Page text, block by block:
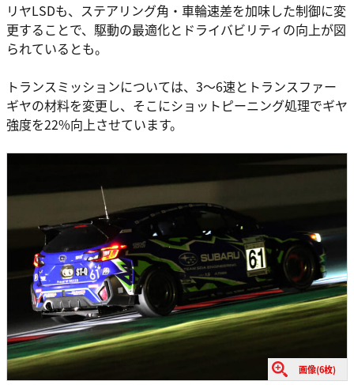
リヤLSDも、ステアリング角・車輪速差を加味した制御に変
更することで、駆動の最適化とドライバビリティの向上が図
られているとも。
トランスミッションについては、3〜6速とトランスファー
ギヤの材料を変更し、そこにショットピーニング処理でギヤ
強度を22%向上させています。
画像(6枚)